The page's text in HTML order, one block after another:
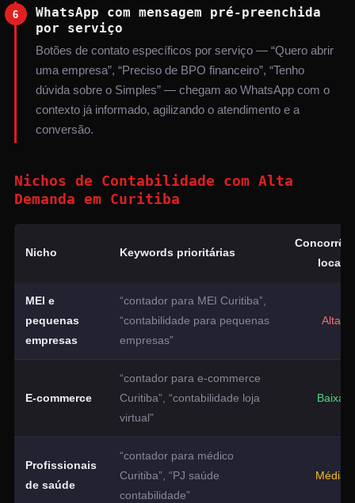
6
WhatsApp com mensagem pré-preenchida
por serviço
Botões de contato específicos por serviço — “Quero abrir
uma empresa”, “Preciso de BPO financeiro”, “Tenho
dúvida sobre o Simples” — chegam ao WhatsApp com o
contexto já informado, agilizando o atendimento e a
conversão.
Nichos de Contabilidade com Alta
Demanda em Curitiba
Nicho Keywords prioritárias
local
MEI e
pequenas
empresas
“contador para MEI Curitiba”,
“contabilidade para pequenas
empresas”
Alta
E-commerce
“contador para e-commerce
Curitiba”, “contabilidade loja
virtual”
Baixa
Profissionais
de saúde
“contador para médico
Curitiba”, “PJ saúde
contabilidade”
Média